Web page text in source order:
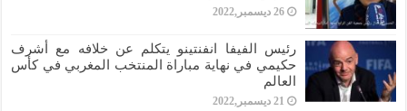
26 ديسمبر,2022
رئيس الفيفا انفنتينو يتكلم عن خلافه مع أشرف
حكيمي في نهاية مباراة المنتخب المغربي في كأس
العالم
21 ديسمبر,2022